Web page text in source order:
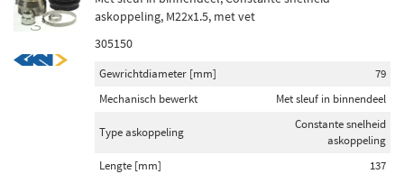
askoppeling, M22x1.5, met vet
305150
Gewrichtdiameter [mm]
79
Mechanisch bewerkt
Met sleuf in binnendeel
Type askoppeling
Constante snelheid
askoppeling
Lengte [mm]
137